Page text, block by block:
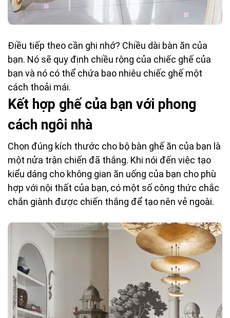
Điều tiếp theo cần ghi nhớ? Chiều dài bàn ăn của
bạn. Nó sẽ quy định chiều rộng của chiếc ghế của
bạn và nó có thể chứa bao nhiêu chiếc ghế một
cách thoải mái.
Kết hợp ghế của bạn với phong
cách ngôi nhà
Chọn đúng kích thước cho bộ bàn ghế ăn của bạn là
một nửa trận chiến đã thắng. Khi nói đến việc tạo
kiểu dáng cho không gian ăn uống của bạn cho phù
hợp với nội thất của bạn, có một số công thức chắc
chắn giành được chiến thắng để tạo nên vẻ ngoài.